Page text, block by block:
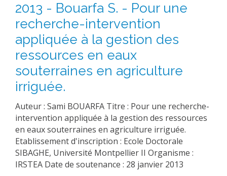
2013 - Bouarfa S. - Pour une
recherche-intervention
appliquée à la gestion des
ressources en eaux
souterraines en agriculture
irriguée.
Auteur : Sami BOUARFA Titre : Pour une recherche-
intervention appliquée à la gestion des ressources
en eaux souterraines en agriculture irriguée.
Etablissement d'inscription : Ecole Doctorale
SIBAGHE, Université Montpellier II Organisme :
IRSTEA Date de soutenance : 28 janvier 2013